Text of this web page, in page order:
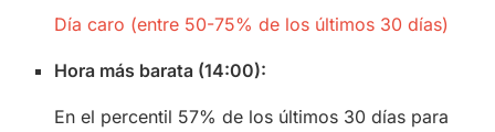
Día caro (entre 50-75% de los últimos 30 días)
Hora más barata (14:00):
En el percentil 57% de los últimos 30 días para